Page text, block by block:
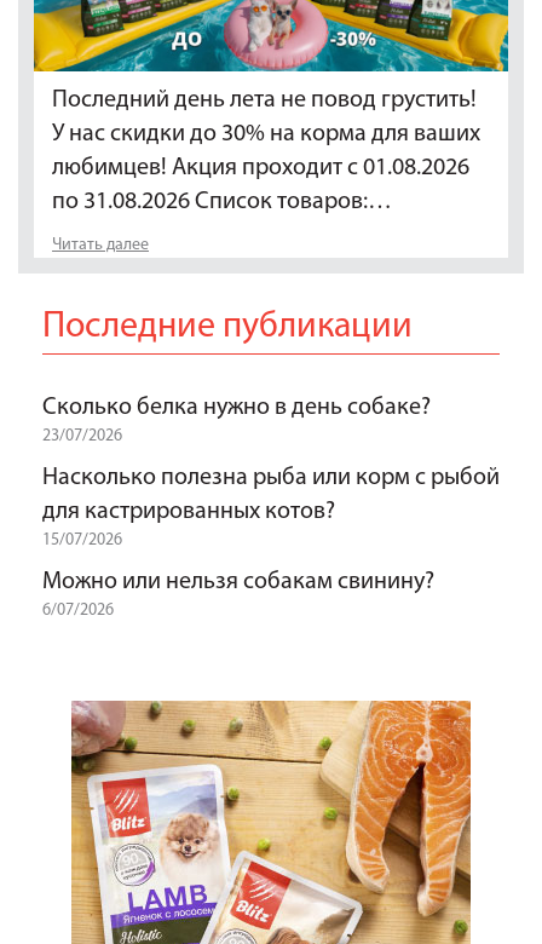
Последний день лета не повод грустить!
У нас скидки до 30% на корма для ваших
любимцев! Акция проходит с 01.08.2026
по 31.08.2026 Список товаров:…
Читать далее
Последние публикации
Сколько белка нужно в день собаке?
23/07/2026
Насколько полезна рыба или корм с рыбой
для кастрированных котов?
15/07/2026
Можно или нельзя собакам свинину?
6/07/2026